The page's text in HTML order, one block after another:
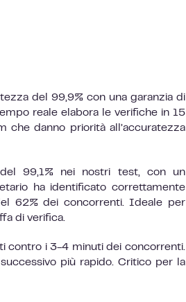
del 99,9% con una garanzia di
reale elabora le verifiche in 15
danno priorità all’accuratezza
del 99,1% nei nostri test, con un
ha identificato correttamente
62% dei concorrenti. Ideale per
di verifica.
contro i 3-4 minuti dei concorrenti.
più rapido. Critico per la